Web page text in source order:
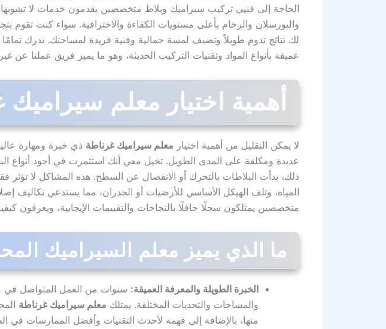
الحاجة إلى فنيي تركيب سيراميك وبلاط متخصصين يقدمون خدمات لا
والبورسلان والرخام بأعلى مستويات الكفاءة والاحترافية. سواء كنت تقوم
لك نتائج تدوم طويلاً وتضيف لمسة جمالية وفنية فريدة لمساحتك. ندرك
عميقة بأنواع المواد وتقنيات التركيب الحديثة، وهو ما يميز فريق عملنا عن
أهمية اختيار معلم
لا يمكن التقليل من أهمية اختيار معلم سيراميك غرناطة ذي خبرة ومهارة
عديدة ومكلفة على المدى الطويل. تخيل معي أنك استثمرت في أجود أنواع
ذلك، بدأت البلاطات بالتحرك أو الانفصال عن السطح. هذه المشاكل لا
المياه، وتلف الهيكل الأساسي للأرضيات أو الجدران، مما يستدعي تكاليف
متخصصين يمتلكون سجلًا حافلًا بالنجاحات والتقييمات الإيجابية، ويعرفون
ما الذي يميز معلم السيراميك
الخبرة الطويلة والمعرفة العميقة: سنوات من العمل المتواصل في
والمساحات والتحديات المختلفة. يمتلك معلم سيراميك غرناطة
منها، بالإضافة إلى فهمه لأحدث التقنيات وأفضل الممارسات في